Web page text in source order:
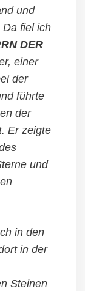
und
fiel ich
DER
einer
der
führte
der
Er zeigte
und
in den
in der
Steinen